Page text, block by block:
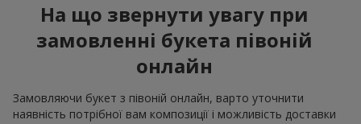
На що звернути увагу при
замовленні букета півоній
онлайн
Замовляючи букет з півоній онлайн, варто уточнити
наявність потрібної вам композиції і можливість доставки